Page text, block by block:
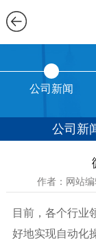
公司新闻
公司新
作者：网站编
目前，各个行业
好地实现自动化